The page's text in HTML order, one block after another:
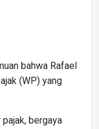
bahwa Rafael
(WP) yang
bergaya